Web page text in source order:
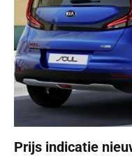
Prijs indicatie